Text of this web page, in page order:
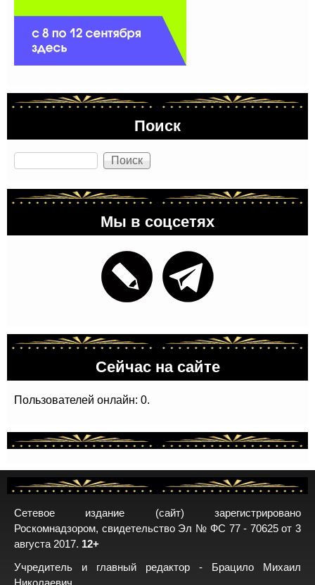
Поиск
Поиск
Мы в соцсетях
Сейчас на сайте
Пользователей онлайн: 0.
Сетевое издание (сайт) зарегистрировано
Роскомнадзором, свидетельство Эл № ФС 77 - 70625 от 3
августа 2017. 12+
Учредитель и главный редактор - Брацило Михаил